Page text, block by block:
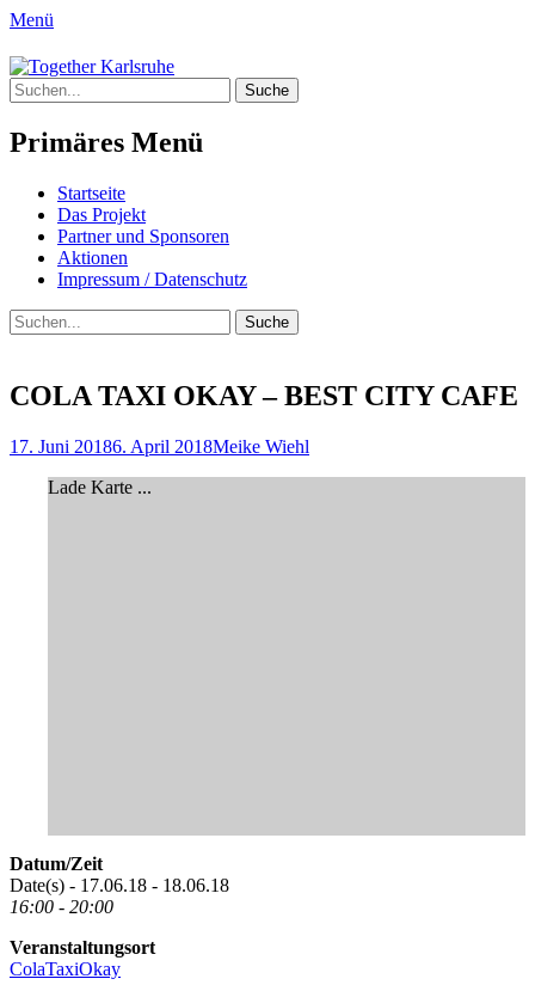
Menü
Together Karlsruhe
Integration von jungen Menschen mit
Fluchterfahrung und
Migrationshintergrund
Suche
nach:
Primäres Menü
Springe
zum
Inhalt
Startseite
Das Projekt
Partner und Sponsoren
Aktionen
Impressum / Datenschutz
Suchen
Suche
nach:
COLA TAXI OKAY – BEST CITY CAFE
Posted
17. Juni 20186. April 2018Author
Meike Wiehl
Lade Karte ...
Datum/Zeit
Date(s) - 17.06.18 - 18.06.18
16:00 - 20:00
Veranstaltungsort
ColaTaxiOkay